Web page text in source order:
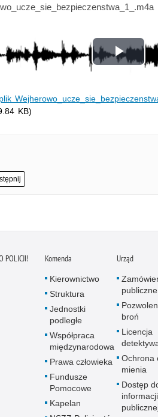
wideo
KB)
POLICJI! Komenda
Kierownictwo
Struktura
Jednostki
podległe
Współpraca
międzynarodowa
Prawa człowieka
Fundusze
Pomocowe
Kapelan
Urząd
publiczne
broń
Licencja
Ochrona
mienia
Dostęp
informacji